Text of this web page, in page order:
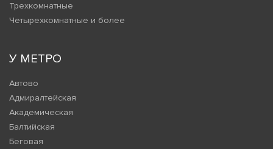
Трехкомнатные
Четырехкомнатные и более
У МЕТРО
Автово
Адмиралтейская
Академическая
Балтийская
Беговая